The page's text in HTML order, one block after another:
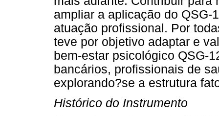
ampliar a aplicação do QSG-
atuação profissional. Por
teve por objetivo adaptar e
bem-estar psicológico QSG-
bancários, profissionais de
explorando?se a estrutura
Histórico do Instrumento